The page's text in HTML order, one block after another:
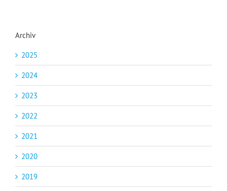
Archiv
2025
2024
2023
2022
2021
2020
2019